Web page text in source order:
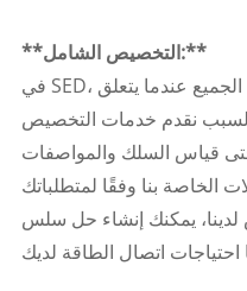
**التخصيص الشامل:**
في SED، ندرك أن حجمًا واحدًا لا يناسب الجميع عندما يتعلق
السبب نقدم خدمات التخصيص
قياس السلك والمواصفات
الخاصة بنا وفقًا لمتطلباتك
يمكنك إنشاء حل سلس